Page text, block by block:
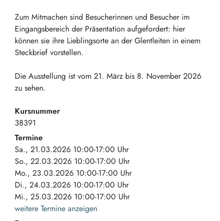
Zum Mitmachen sind Besucherinnen und Besucher im
Eingangsbereich der Präsentation aufgefordert: hier
können sie ihre Lieblingsorte an der Glentleiten in einem
Steckbrief vorstellen.
Die Ausstellung ist vom 21. März bis 8. November 2026
zu sehen.
Kursnummer
38391
Termine
Sa., 21.03.2026 10:00-17:00 Uhr
So., 22.03.2026 10:00-17:00 Uhr
Mo., 23.03.2026 10:00-17:00 Uhr
Di., 24.03.2026 10:00-17:00 Uhr
Mi., 25.03.2026 10:00-17:00 Uhr
weitere Termine anzeigen